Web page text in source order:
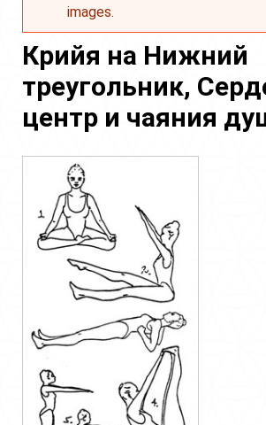
с
ь
ошибке
images.
Крийя на Нижний
треугольник,
центр и чаяния